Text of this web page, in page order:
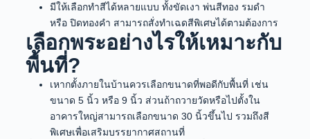
มีให้เลือกทำสีได้หลายแบบ ทั้งขัดเงา พ่นสีทอง รมดำ
หรือ ปิดทองคำ สามารถสั่งทำเฉดสีพิเศษได้ตามต้องการ
เลือกพระอย่างไรให้เหมาะกับ
พื้นที่?
เหากตั้งภายในบ้านควรเลือกขนาดที่พอดีกับพื้นที่ เช่น
ขนาด 5 นิ้ว หรือ 9 นิ้ว ส่วนถ้าถวายวัดหรือไปตั้งใน
อาคารใหญ่สามารถเลือกขนาด 30 นิ้วขึ้นไป รวมถึงสี
พิเศษเพื่อเสริมบรรยากาศสถานที่